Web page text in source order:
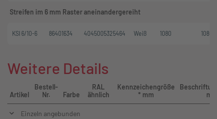
Streifen im 6 mm Raster aneinandergereiht
KSI 6/10-6 86401634 4045005325464 Weiß 1080 1080
Weitere Details
Artikel
Bestell-
Nr.
Farbe
RAL
ähnlich
Kennzeichengröße
* mm
Einzeln angebunden